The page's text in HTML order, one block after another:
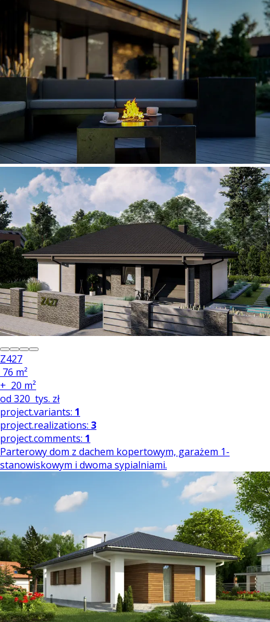
Z427
76 m²
+ 20 m²
od 320 tys. zł
project.variants: 1
project.realizations: 3
project.comments: 1
Parterowy dom z dachem kopertowym, garażem 1-
stanowiskowym i dwoma sypialniami.